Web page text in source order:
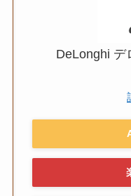
DeLonghi デ